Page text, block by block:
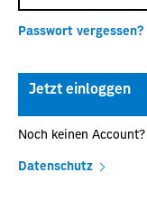
Passwort vergessen?
Jetzt einloggen
Noch keinen Account?
Datenschutz